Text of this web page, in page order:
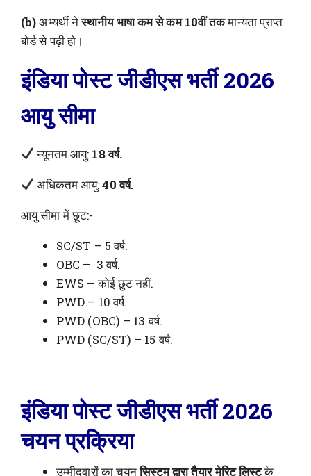
(b)अभ्यर्थी नेस्थानीय भाषा कम से कम 10वीं तकमान्यता प्राप्त
बोर्ड से पढ़ी हो।
इंडिया पोस्ट जीडीएस भर्ती 2026
आयु सीमा
न्यूनतम आयु: 18 वर्ष.
अधिकतम आयु:40 वर्ष.
आयु सीमा में छूट:-
SC/ST – 5 वर्ष.
OBC – 3 वर्ष.
EWS – कोई छुट नहीं.
PWD – 10 वर्ष.
PWD (OBC) – 13 वर्ष.
PWD (SC/ST) – 15 वर्ष.
इंडिया पोस्ट जीडीएस भर्ती 2026
चयन प्रक्रिया
उम्मीदवारों का चयनसिस्टम द्वारा तैयार मेरिट लिस्टके